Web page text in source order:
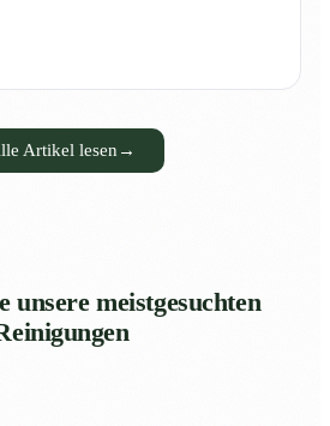
Artikel lesen →
unsere meistgesuchten